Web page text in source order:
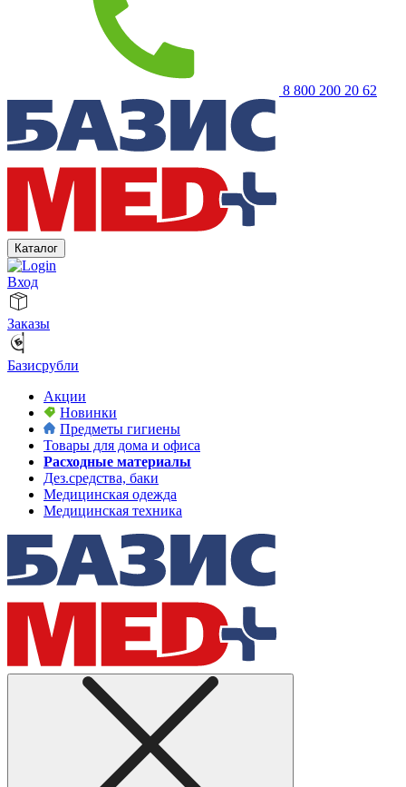
8 800 200 20 62
Каталог
Вход
Заказы
Базисрубли
Акции
Новинки
Предметы гигиены
Товары для дома и офиса
Расходные материалы
Дез.средства, баки
Медицинская одежда
Медицинская техника